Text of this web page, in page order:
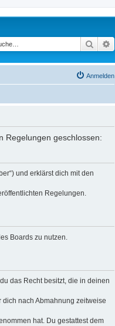
Suche
Anmelden
Regelungen geschlossen:
und erklärst dich mit den
Regelungen.
Boards zu nutzen.
das Recht besitzt, die in deinen
nach Abmahnung zeitweise
hat. Du gestattest dem